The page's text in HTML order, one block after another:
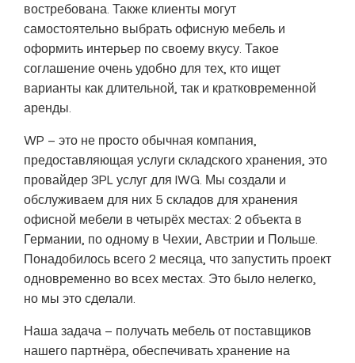
востребована. Также клиенты могут
самостоятельно выбрать офисную мебель и
оформить интерьер по своему вкусу. Такое
соглашение очень удобно для тех, кто ищет
варианты как длительной, так и кратковременной
аренды.
WP – это не просто обычная компания,
предоставляющая услуги складского хранения, это
провайдер 3PL услуг для IWG. Мы создали и
обслуживаем для них 5 складов для хранения
офисной мебели в четырёх местах: 2 объекта в
Германии, по одному в Чехии, Австрии и Польше.
Понадобилось всего 2 месяца, что запустить проект
одновременно во всех местах. Это было нелегко,
но мы это сделали.
Наша задача – получать мебель от поставщиков
нашего партнёра, обеспечивать хранение на